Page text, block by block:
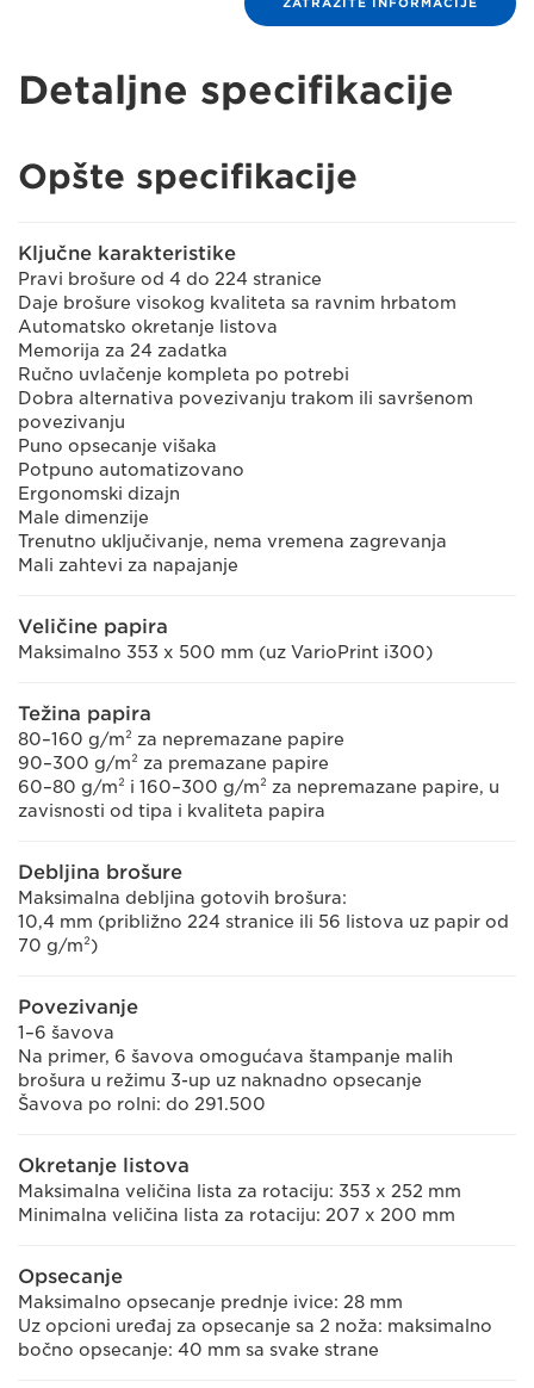
Detaljne specifikacije
Opšte specifikacije
Ključne karakteristike
Pravi brošure od 4 do 224 stranice
Daje brošure visokog kvaliteta sa ravnim hrbatom
Automatsko okretanje listova
Memorija za 24 zadatka
Ručno uvlačenje kompleta po potrebi
Dobra alternativa povezivanju trakom ili savršenom
povezivanju
Puno opsecanje višaka
Potpuno automatizovano
Ergonomski dizajn
Male dimenzije
Trenutno uključivanje, nema vremena zagrevanja
Mali zahtevi za napajanje
Veličine papira
Maksimalno 353 x 500 mm (uz VarioPrint i300)
Težina papira
80–160 g/m² za nepremazane papire
90–300 g/m² za premazane papire
60–80 g/m² i 160–300 g/m² za nepremazane papire, u
zavisnosti od tipa i kvaliteta papira
Debljina brošure
Maksimalna debljina gotovih brošura:
10,4 mm (približno 224 stranice ili 56 listova uz papir od
70 g/m²)
Povezivanje
1–6 šavova
Na primer, 6 šavova omogućava štampanje malih
brošura u režimu 3-up uz naknadno opsecanje
Šavova po rolni: do 291.500
Okretanje listova
Maksimalna veličina lista za rotaciju: 353 x 252 mm
Minimalna veličina lista za rotaciju: 207 x 200 mm
Opsecanje
Maksimalno opsecanje prednje ivice: 28 mm
Uz opcioni uređaj za opsecanje sa 2 noža: maksimalno
bočno opsecanje: 40 mm sa svake strane